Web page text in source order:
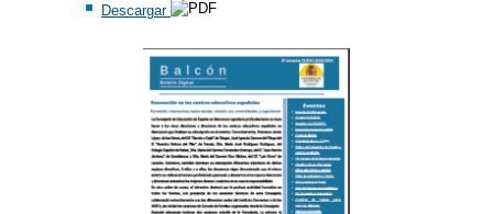
Descargar